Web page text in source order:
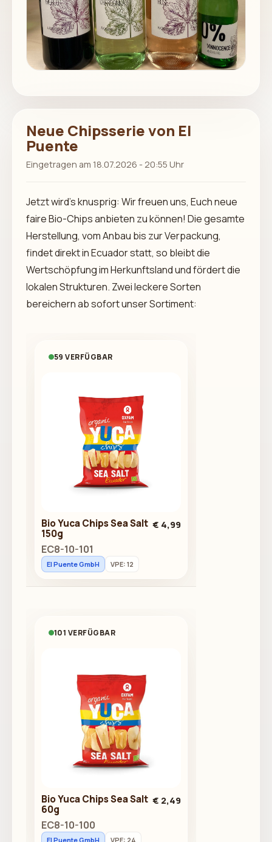
Neue Chipsserie von El
Puente
Eingetragen am 18.07.2026 - 20:55 Uhr
Jetzt wird’s knusprig: Wir freuen uns, Euch neue
faire Bio-Chips anbieten zu können! Die gesamte
Herstellung, vom Anbau bis zur Verpackung,
findet direkt in Ecuador statt, so bleibt die
Wertschöpfung im Herkunftsland und fördert die
lokalen Strukturen. Zwei leckere Sorten
bereichern ab sofort unser Sortiment:
59 VERFÜGBAR
Bio Yuca Chips Sea Salt
150g
EC8-10-101
€ 4,99
El Puente GmbH VPE: 12
101 VERFÜGBAR
Bio Yuca Chips Sea Salt
60g
EC8-10-100
€ 2,49
El Puente GmbH VPE: 24